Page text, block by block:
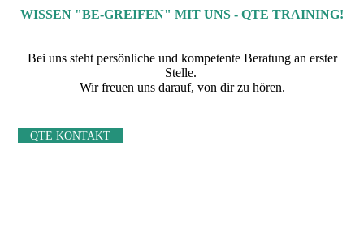
WISSEN "BE-GREIFEN" MIT UNS - QTE TRAINING!
Bei uns steht persönliche und kompetente Beratung an erster
Stelle.
Wir freuen uns darauf, von dir zu hören.
QTE KONTAKT